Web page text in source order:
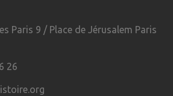
Paris 9 / Place de Jérusalem Paris
26